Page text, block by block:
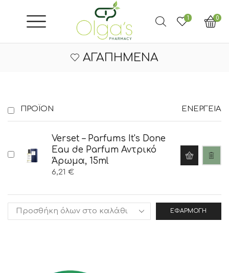
1 0
ΑΓΑΠΗΜΈΝΑ
ΠΡΟΪΌΝ ΕΝΈΡΓΕΙΑ
Verset – Parfums It's Done
Eau de Parfum Αντρικό
Άρωμα, 15ml
6,21 €
ΕΦΑΡΜΟΓΉ